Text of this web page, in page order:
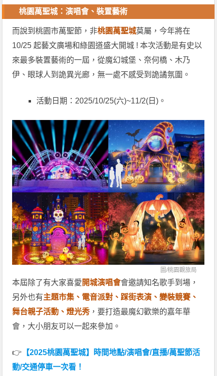
桃園萬聖城：演唱會、裝置藝術
而說到桃園市萬聖節，非桃園萬聖城莫屬，今年將在
10/25 起藝文廣場和綠園道盛大開城 ! 本次活動是有史以
來最多裝置藝術的一屆，從魔幻城堡、奈何橋、木乃
伊、眼球人到詭異光廊，無一處不感受到詭譎氛圍。
活動日期：2025/10/25(六)~11/2(日)。
圖/桃園觀旅局
本屆除了有大家喜愛 開城演唱會會邀請知名歌手到場，
另外也有主題市集、電音派對、踩街表演、變裝競賽、
舞台親子活動、燈光秀 ，要打造最魔幻歡樂的嘉年華
會，大小朋友可以一起來參加。
👉 【2025桃園萬聖城】時間地點/演唱會/直播/萬聖節活
動/交通停車一次看！